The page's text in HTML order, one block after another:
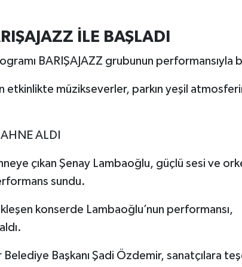
İLE BAŞLADI
BARIŞAJAZZ grubunun performansıyla
etkinlikte müzikseverler, parkın yeşil
ALDI
çıkan Şenay Lambaoğlu, güçlü sesi ve
sundu.
konserde Lambaoğlu’nun performansı,
Başkanı Şadi Özdemir, sanatçılara